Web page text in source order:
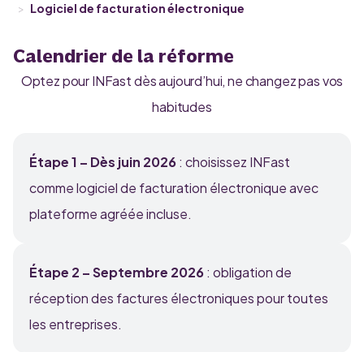
> Logiciel de facturation électronique
Calendrier de la réforme
Optez pour INFast dès aujourd’hui, ne changez pas vos
habitudes
Étape 1 – Dès juin 2026: choisissez INFast
comme logiciel de facturation électronique avec
plateforme agréée incluse.
Étape 2 – Septembre 2026: obligation de
réception des factures électroniques pour toutes
les entreprises.